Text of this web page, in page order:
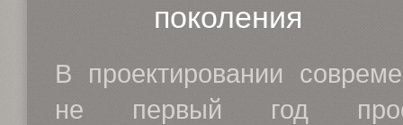
поколения
В проектировании
не первый год